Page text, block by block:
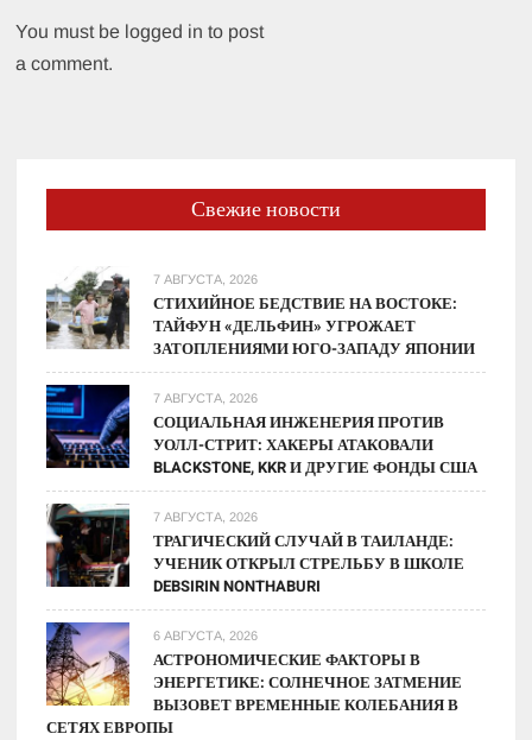
You must be logged in to post
a comment.
Свежие новости
7 АВГУСТА, 2026
СТИХИЙНОЕ БЕДСТВИЕ НА ВОСТОКЕ:
ТАЙФУН «ДЕЛЬФИН» УГРОЖАЕТ
ЗАТОПЛЕНИЯМИ ЮГО-ЗАПАДУ ЯПОНИИ
7 АВГУСТА, 2026
СОЦИАЛЬНАЯ ИНЖЕНЕРИЯ ПРОТИВ
УОЛЛ-СТРИТ: ХАКЕРЫ АТАКОВАЛИ
BLACKSTONE, KKR И ДРУГИЕ ФОНДЫ США
7 АВГУСТА, 2026
ТРАГИЧЕСКИЙ СЛУЧАЙ В ТАИЛАНДЕ:
УЧЕНИК ОТКРЫЛ СТРЕЛЬБУ В ШКОЛЕ
DEBSIRIN NONTHABURI
6 АВГУСТА, 2026
АСТРОНОМИЧЕСКИЕ ФАКТОРЫ В
ЭНЕРГЕТИКЕ: СОЛНЕЧНОЕ ЗАТМЕНИЕ
ВЫЗОВЕТ ВРЕМЕННЫЕ КОЛЕБАНИЯ В
СЕТЯХ ЕВРОПЫ